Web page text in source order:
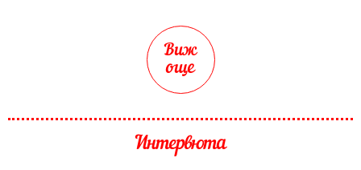
Виж
още
Интервюта